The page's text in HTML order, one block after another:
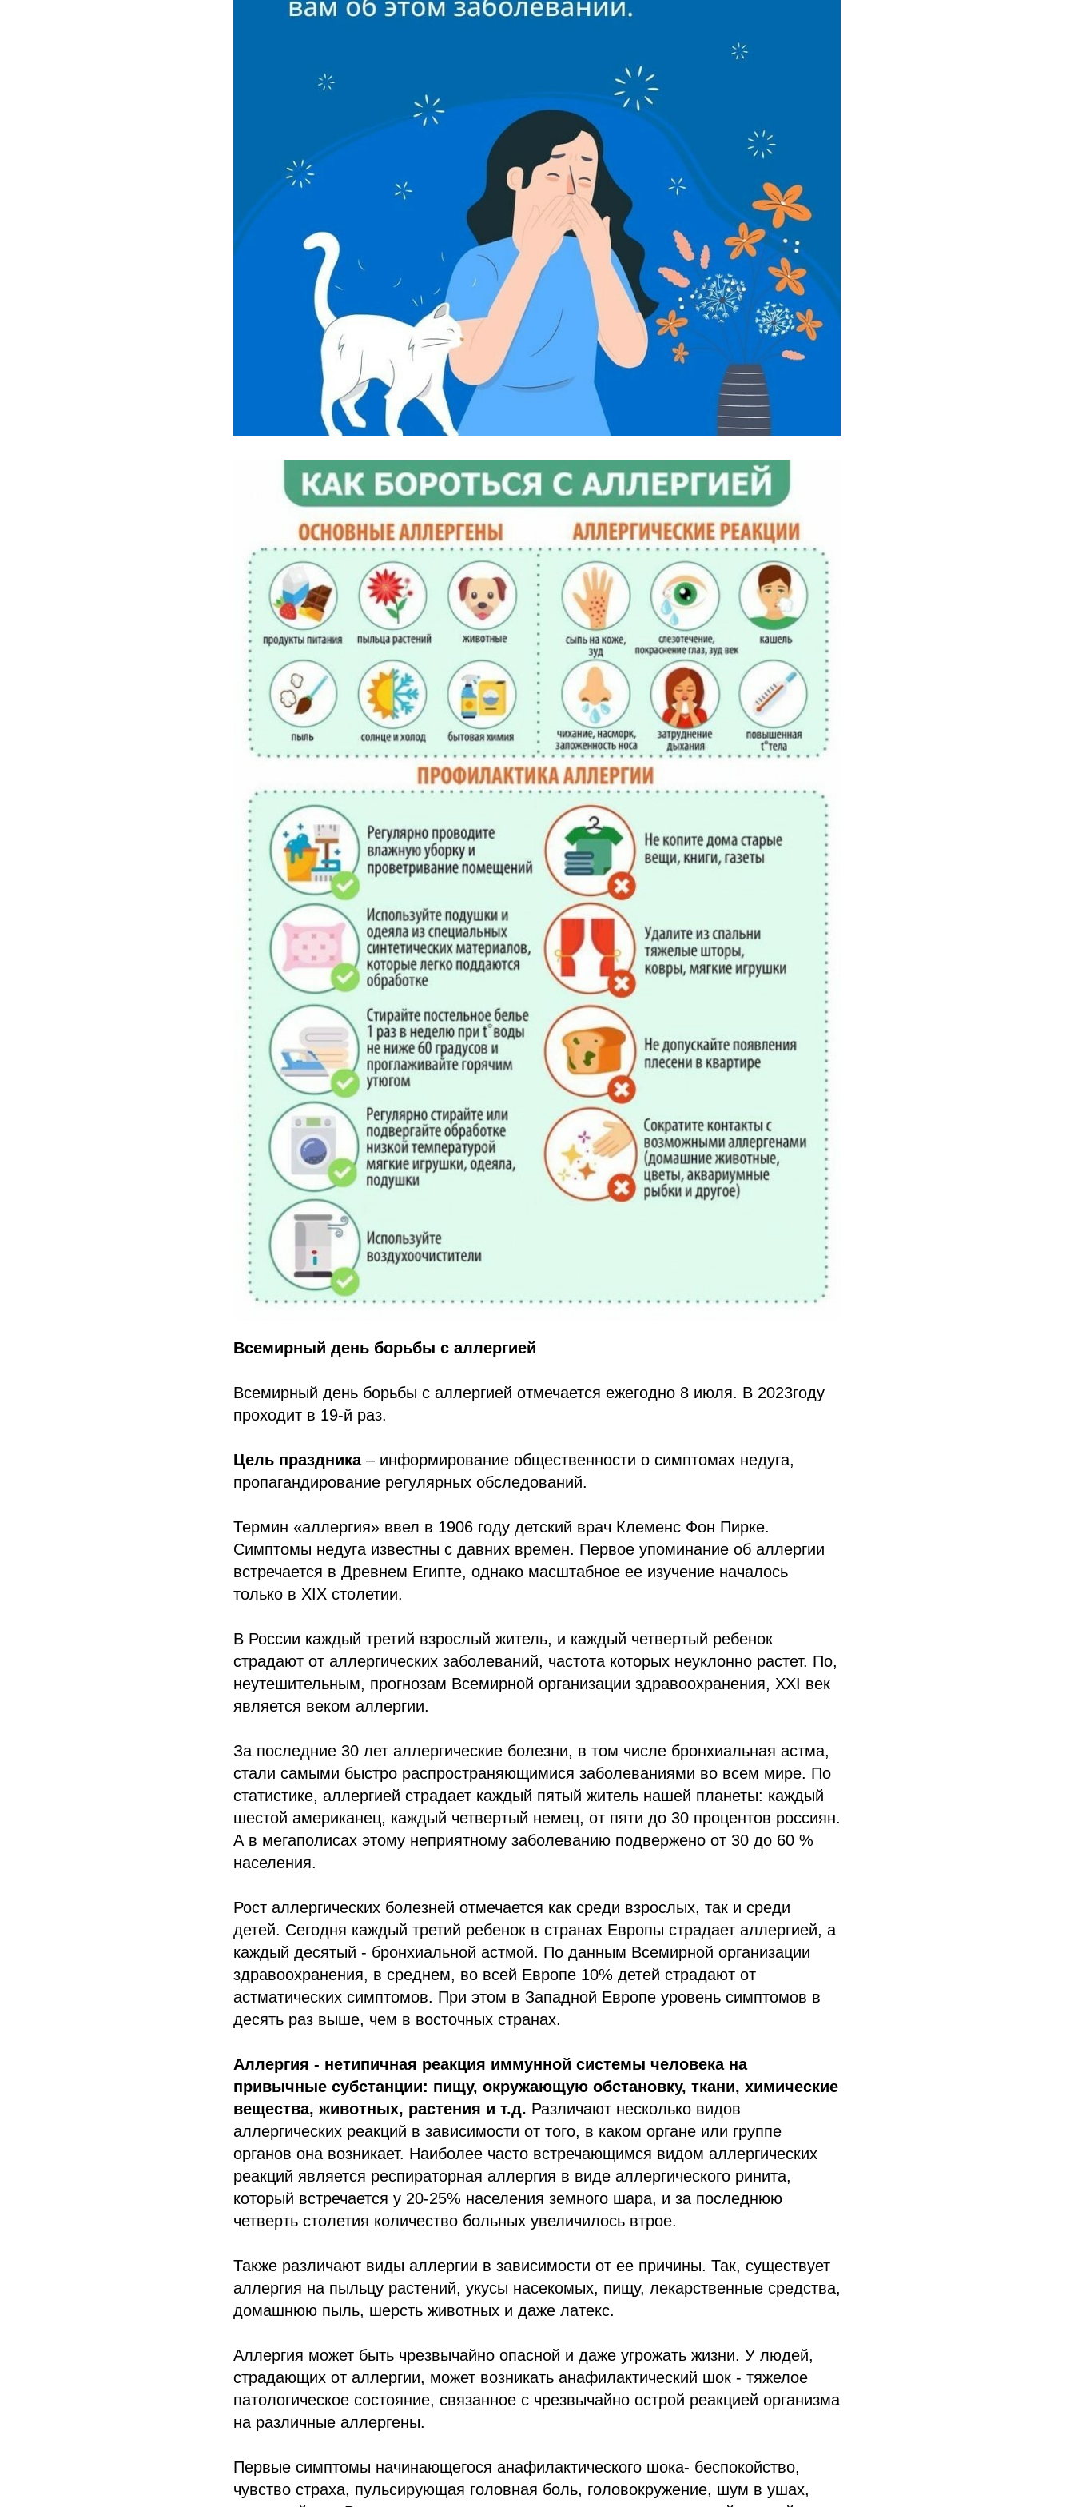
Всемирный день борьбы с аллергией
Всемирный день борьбы с аллергией отмечается ежегодно 8 июля. В 2023году
проходит в 19-й раз.
Цель праздника– информирование общественности о симптомах недуга,
пропагандирование регулярных обследований.
Термин «аллергия» ввел в 1906 году детский врач Клеменс Фон Пирке.
Симптомы недуга известны с давних времен. Первое упоминание об аллергии
встречается в Древнем Египте, однако масштабное ее изучение началось
только в XIX столетии.
В России каждый третий взрослый житель, и каждый четвертый ребенок
страдают от аллергических заболеваний, частота которых неуклонно растет. По,
неутешительным, прогнозам Всемирной организации здравоохранения, XXI век
является веком аллергии.
За последние 30 лет аллергические болезни, в том числе бронхиальная астма,
стали самыми быстро распространяющимися заболеваниями во всем мире. По
статистике, аллергией страдает каждый пятый житель нашей планеты: каждый
шестой американец, каждый четвертый немец, от пяти до 30 процентов россиян.
А в мегаполисах этому неприятному заболеванию подвержено от 30 до 60 %
населения.
Рост аллергических болезней отмечается как среди взрослых, так и среди
детей. Сегодня каждый третий ребенок в странах Европы страдает аллергией, а
каждый десятый - бронхиальной астмой. По данным Всемирной организации
здравоохранения, в среднем, во всей Европе 10% детей страдают от
астматических симптомов. При этом в Западной Европе уровень симптомов в
десять раз выше, чем в восточных странах.
Аллергия - нетипичная реакция иммунной системы человека на
привычные субстанции: пищу, окружающую обстановку, ткани, химические
вещества, животных, растения и т.д. Различают несколько видов
аллергических реакций в зависимости от того, в каком органе или группе
органов она возникает. Наиболее часто встречающимся видом аллергических
реакций является респираторная аллергия в виде аллергического ринита,
который встречается у 20-25% населения земного шара, и за последнюю
четверть столетия количество больных увеличилось втрое.
Также различают виды аллергии в зависимости от ее причины. Так, существует
аллергия на пыльцу растений, укусы насекомых, пищу, лекарственные средства,
домашнюю пыль, шерсть животных и даже латекс.
Аллергия может быть чрезвычайно опасной и даже угрожать жизни. У людей,
страдающих от аллергии, может возникать анафилактический шок - тяжелое
патологическое состояние, связанное с чрезвычайно острой реакцией организма
на различные аллергены.
Первые симптомы начинающегося анафилактического шока- беспокойство,
чувство страха, пульсирующая головная боль, головокружение, шум в ушах,